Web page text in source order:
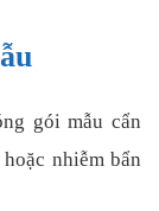
gói mẫu cẩn
nhiễm bẩn